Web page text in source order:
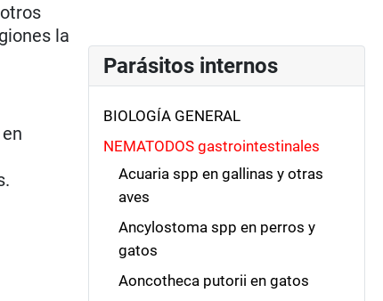
la
Parásitos internos
BIOLOGÍA GENERAL
NEMATODOS gastrointestinales
Acuaria spp en gallinas y otras
aves
Ancylostoma spp en perros y
gatos
Aoncotheca putorii en gatos